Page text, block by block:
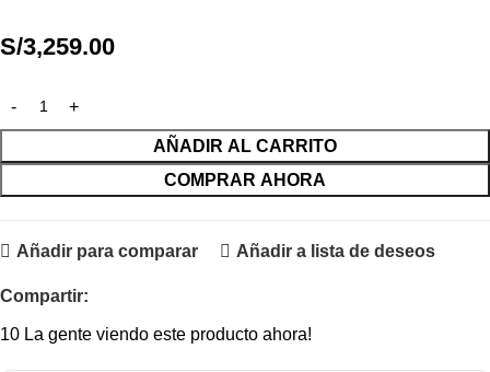
S/3,259.00
AÑADIR AL CARRITO
COMPRAR AHORA
Añadir para comparar Añadir a lista de deseos
Compartir:
10 La gente viendo este producto ahora!